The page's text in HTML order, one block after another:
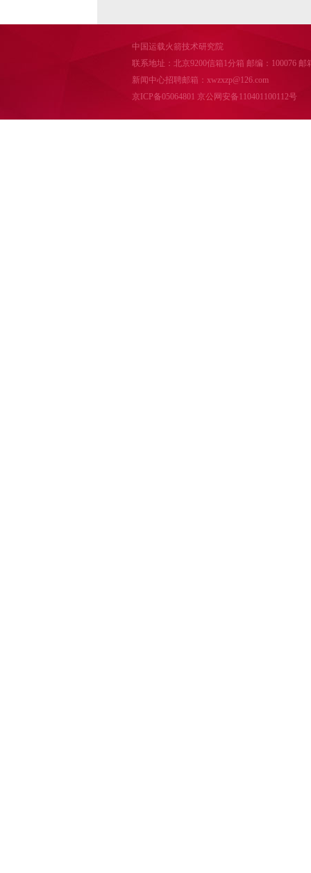
中国运载火箭技术研究院
联系地址：北京9200信箱1分箱 邮编：100076 邮
新闻中心招聘邮箱：xwzxzp@126.com
京ICP备05064801 京公网安备110401100112号